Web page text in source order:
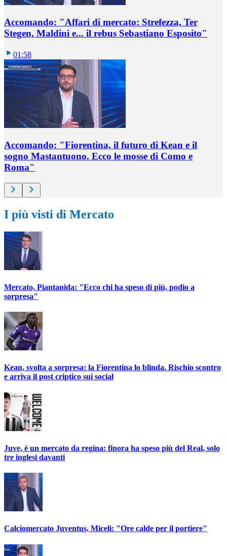
Accomando: "Affari di mercato: Strefezza, Ter
Stegen, Maldini e... il rebus Sebastiano Esposito"
01:58
Accomando: "Fiorentina, il futuro di Kean e il
sogno Mastantuono. Ecco le mosse di Como e
Roma"
I più visti di Mercato
Mercato, Piantanida: "Ecco chi ha speso di più, podio a
sorpresa"
Kean, svolta a sorpresa: la Fiorentina lo blinda. Rischio scontro
e arriva il post criptico sui social
Juve, è un mercato da regina: finora ha speso più del Real, solo
tre inglesi davanti
Calciomercato Juventus, Miceli: "Ore calde per il portiere"